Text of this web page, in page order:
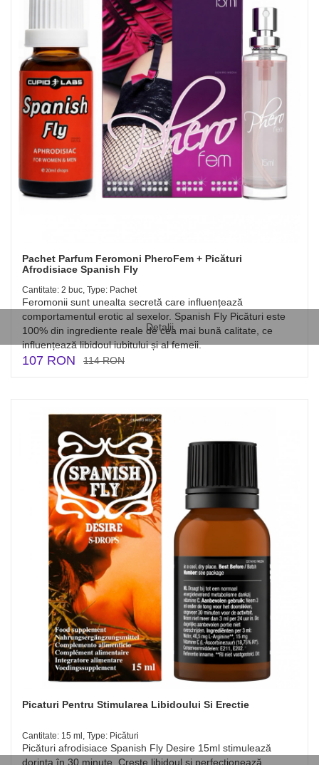
Detalii
Pachet Parfum Feromoni PheroFem + Picături
Afrodisiace Spanish Fly
Cantitate: 2 buc, Type: Pachet
Feromonii sunt unealta secretă care influențează
comportamentul erotic al sexelor. Spanish Fly Picături este
100% din ingrediente reale de cea mai bună calitate, ce
influențează libidoul iubitului și al femeii.
107 RON 114 RON
Picaturi Pentru Stimularea Libidoului Si Erectie
Cantitate: 15 ml, Type: Picături
Picături afrodisiace Spanish Fly Desire 15ml stimulează
dorința în 30 minute. Crește libidoul și perfecționează